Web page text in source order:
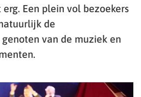
Een plein vol bezoekers
de
van de muziek en